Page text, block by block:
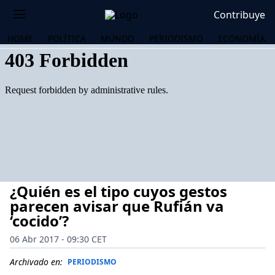
Contribuye
HOME POLÍTICA MUNDO PERIODISMO ECONOMÍA
¿Quién es el tipo cuyos gestos
parecen avisar que Rufián va
‘cocido’?
06 Abr 2017 - 09:30 CET
Archivado en: PERIODISMO